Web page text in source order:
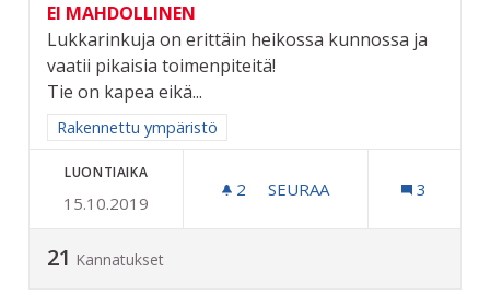
EI MAHDOLLINEN
Lukkarinkuja on erittäin heikossa kunnossa ja
vaatii pikaisia toimenpiteitä!
Tie on kapea eikä...
Rajaa tulokset aihepiirin mukaan: Rakennettu ympäristö
Rakennettu ympäristö
LUONTIAIKA
15.10.2019
2 2 SEURAAJAA
SEURAA 3
21 Kannatukset